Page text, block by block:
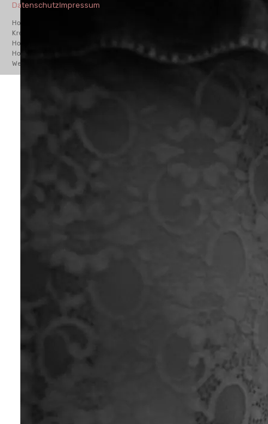
DatenschutzImpressum
Hochzeitsfotograf Waghäusel, Hochzeitsfotograf Bad
Kreuznach,Hochzeitsfotograf Karlsruhe,Hochzeitsfotograf Schwetzingen,
Hochzeitsfotograf Odenwald, Hochzeitsfotograf Mannheim,
Hochzeitsfotograf Hamburg, Hochzeitsfotograf München. Destination
Wedding Photographer.